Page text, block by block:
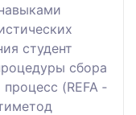
студент
сбора
(REFA ‐